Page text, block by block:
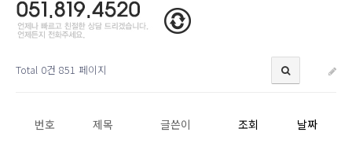
Total 0건 851 페이지
번호 제목 글쓴이 조회 날짜